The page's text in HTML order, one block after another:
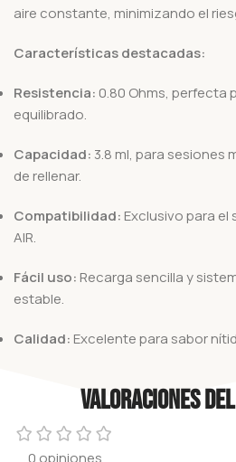
aire constante, minimizando el
Características destacadas:
Resistencia: 0.80 Ohms, perfecta
equilibrado.
Capacidad: 3.8 ml, para sesiones
de rellenar.
Compatibilidad: Exclusivo para el
AIR.
Fácil uso: Recarga sencilla y
estable.
Calidad: Excelente para sabor
Valoraciones
0 opiniones